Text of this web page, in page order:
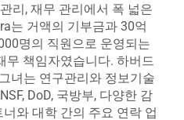
리, 재무 관리에서 폭 넓은
는 거액의 기부금과 30억
명의 직원으로 운영되는
무 책임자였습니다. 하버드
녀는 연구관리와 정보기술
DoD, 국방부, 다양한 감
와 대학 간의 주요 연락 업